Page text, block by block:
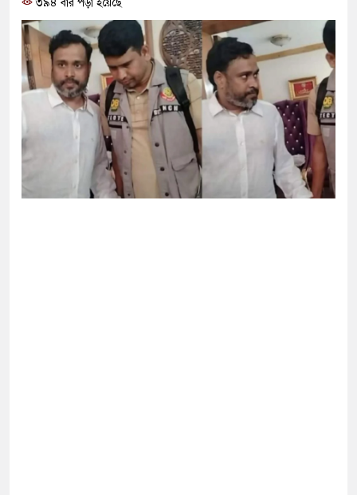
দায়ী থাকবে জামায়াত-এনসিপি: রাশেদ খাঁন
হারিয়েছে বর্তমান সরকার: নাহিদ ইসলাম
করতে ন্যাটোভুক্ত দেশে হামলা চালাতে পারে রাশিয়া
৩৯৪ বার পড়া হয়েছে